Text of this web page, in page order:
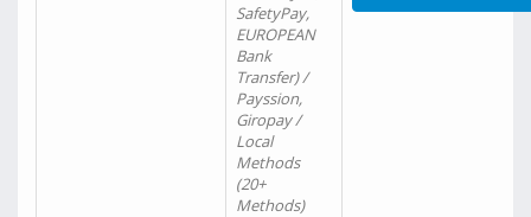
SafetyPay,
EUROPEAN
Bank
Transfer) /
Payssion,
Giropay /
Local
Methods
(20+
Methods)